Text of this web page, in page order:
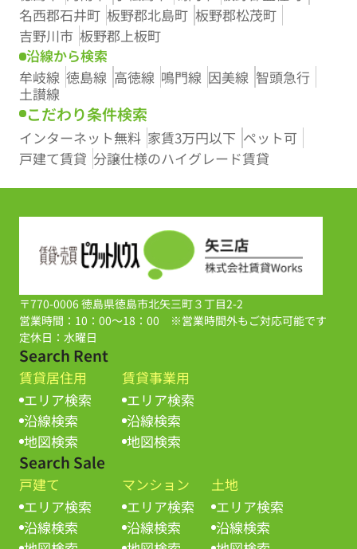
名西郡石井町 板野郡北島町 板野郡松茂町
吉野川市 板野郡上板町
沿線から検索
牟岐線 徳島線 高徳線 鳴門線 因美線 智頭急行
土讃線
こだわり条件検索
インターネット無料 家賃3万円以下 ペット可
戸建て賃貸 分譲仕様のハイグレード賃貸
〒770-0006 徳島県徳島市北矢三町３丁目2-2
営業時間：10：00～18：00 ※営業時間外もご対応可能です
定休日：水曜日
Search Rent
賃貸居住用
エリア検索
沿線検索
地図検索
賃貸事業用
エリア検索
沿線検索
地図検索
Search Sale
戸建て
エリア検索
沿線検索
マンション
エリア検索
沿線検索
土地
エリア検索
沿線検索